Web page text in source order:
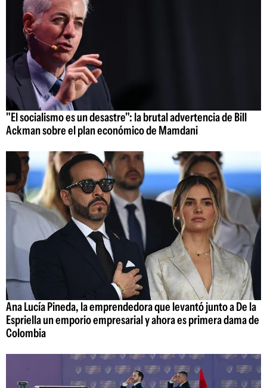
"El socialismo es un desastre": la brutal advertencia de Bill
Ackman sobre el plan económico de Mamdani
Ana Lucía Pineda, la emprendedora que levantó junto a De la
Espriella un emporio empresarial y ahora es primera dama de
Colombia